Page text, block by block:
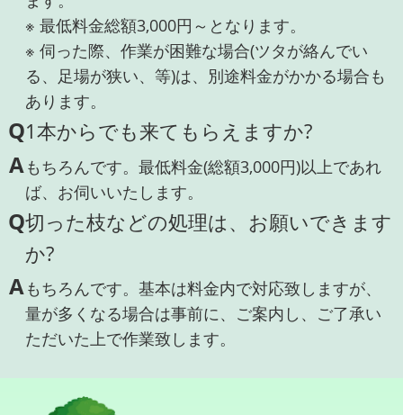
※ 最低料金総額3,000円～となります。
※ 伺った際、作業が困難な場合(ツタが絡んでい
る、足場が狭い、等)は、別途料金がかかる場合も
あります。
Q1本からでも来てもらえますか?
Aもちろんです。最低料金(総額3,000円)以上であれ
ば、お伺いいたします。
Q切った枝などの処理は、お願いできます
か?
Aもちろんです。基本は料金内で対応致しますが、
量が多くなる場合は事前に、ご案内し、ご了承い
ただいた上で作業致します。